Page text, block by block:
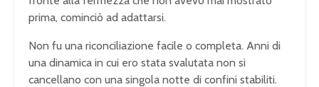
prima, cominciò ad adattarsi.
Non fu una riconciliazione facile o completa. Anni di
una dinamica in cui ero stata svalutata non si
cancellano con una singola notte di confini stabiliti.